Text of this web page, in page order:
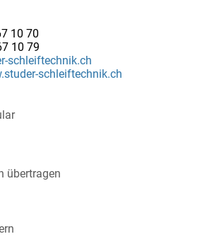
10 70
10 79
schleiftechnik.ch
schleiftechnik.ch
übertragen